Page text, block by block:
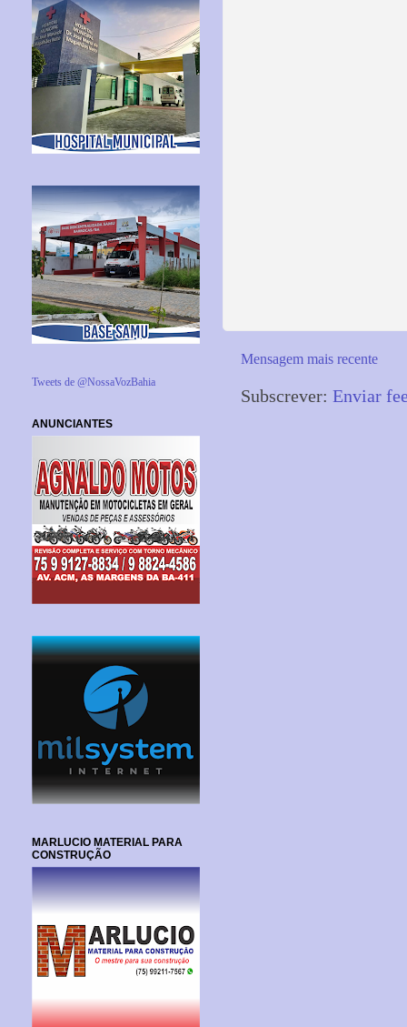
Mensagem mais recente
Subscrever: Enviar
Tweets de @NossaVozBahia
ANUNCIANTES
MARLUCIO MATERIAL PARA
CONSTRUÇÃO